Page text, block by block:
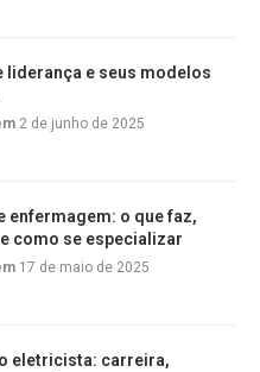
liderança e seus modelos
2 de junho de 2025
enfermagem: o que faz,
como se especializar
17 de maio de 2025
eletricista: carreira,